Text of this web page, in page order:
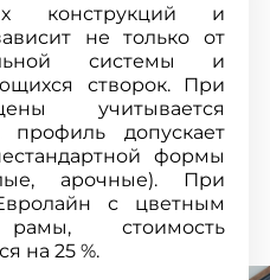
конструкций и
не только от
системы и
створок. При
учитывается
профиль допускает
формы
арочные). При
с цветным
стоимость
на 25 %.